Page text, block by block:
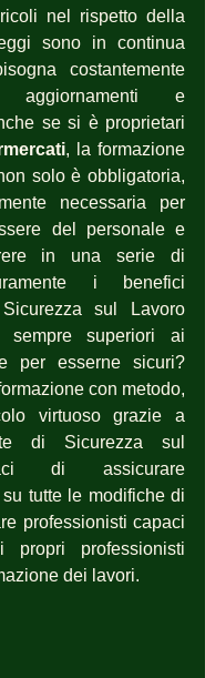
nel rispetto della
sono in continua
costantemente
e
se si è proprietari
, la formazione
solo è obbligatoria,
necessaria per
del personale e
in una serie di
i benefici
sul Lavoro
sempre superiori ai
per esserne sicuri?
con metodo,
virtuoso grazie a
di Sicurezza sul
di assicurare
su tutte le modifiche di
professionisti capaci
propri professionisti
dei lavori.